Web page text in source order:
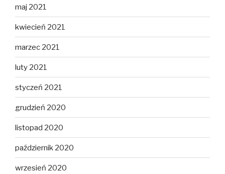
maj 2021
kwiecień 2021
marzec 2021
luty 2021
styczeń 2021
grudzień 2020
listopad 2020
październik 2020
wrzesień 2020